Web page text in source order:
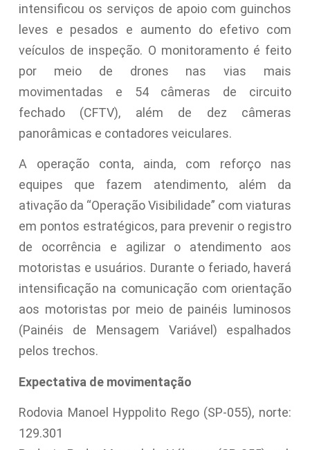
intensificou os serviços de apoio com guinchos
leves e pesados e aumento do efetivo com
veículos de inspeção. O monitoramento é feito
por meio de drones nas vias mais
movimentadas e 54 câmeras de circuito
fechado (CFTV), além de dez câmeras
panorâmicas e contadores veiculares.
A operação conta, ainda, com reforço nas
equipes que fazem atendimento, além da
ativação da “Operação Visibilidade” com viaturas
em pontos estratégicos, para prevenir o registro
de ocorrência e agilizar o atendimento aos
motoristas e usuários. Durante o feriado, haverá
intensificação na comunicação com orientação
aos motoristas por meio de painéis luminosos
(Painéis de Mensagem Variável) espalhados
pelos trechos.
Expectativa de movimentação
Rodovia Manoel Hyppolito Rego (SP-055), norte:
129.301